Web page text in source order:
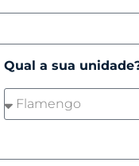
Qual a sua